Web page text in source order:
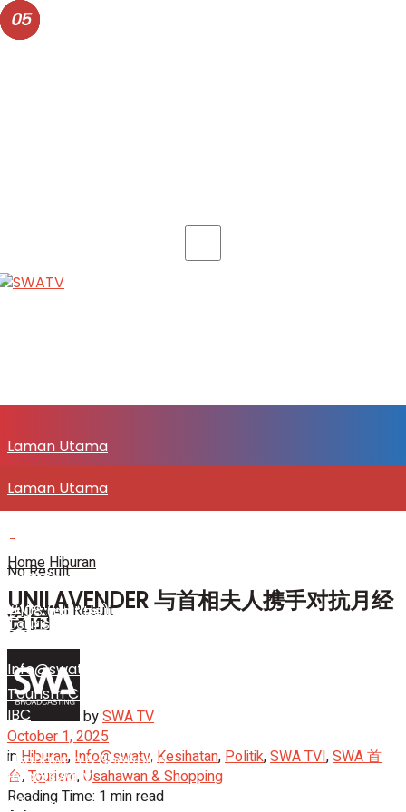
Laman Utama
#108 (no title)
Tourism Channel
Info@swatv
Laman Utama
SENITV.COM
#108 (no title)
Tourism Channel
Info@swatv
IBC
Usahawan & Shopping
Hiburan
No Result
View All Result
HomeHiburan
UNILAVENDER 与首相夫人携手对抗月经
贫困
bySWA TV
October 1, 2025
inHiburan, Info@swatv,Kesihatan,Politik,SWA TVI,SWA 首
台,Tourism, Usahawan & Shopping
Reading Time: 1 min read